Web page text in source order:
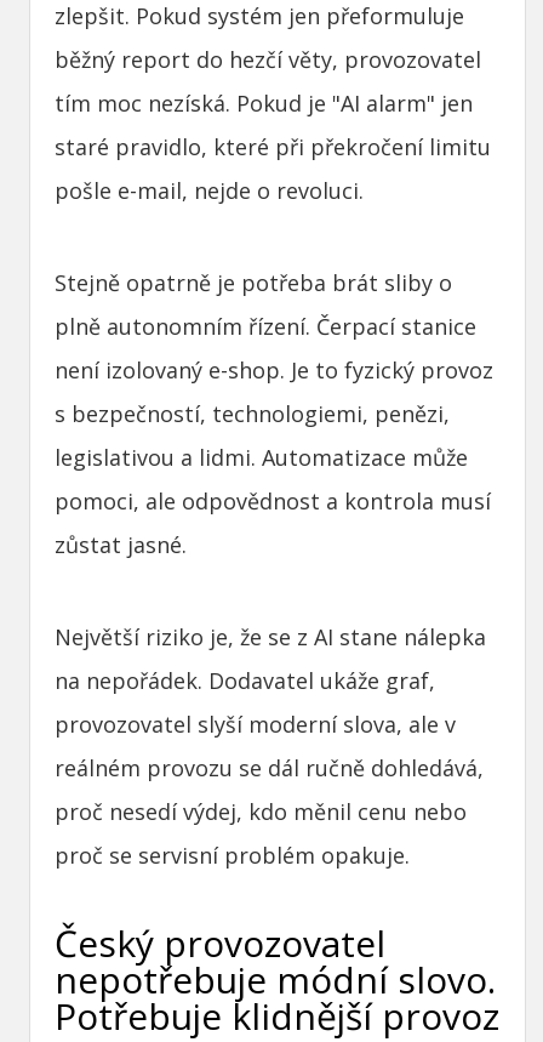
zlepšit. Pokud systém jen přeformuluje
běžný report do hezčí věty, provozovatel
tím moc nezíská. Pokud je "AI alarm" jen
staré pravidlo, které při překročení limitu
pošle e-mail, nejde o revoluci.
Stejně opatrně je potřeba brát sliby o
plně autonomním řízení. Čerpací stanice
není izolovaný e-shop. Je to fyzický provoz
s bezpečností, technologiemi, penězi,
legislativou a lidmi. Automatizace může
pomoci, ale odpovědnost a kontrola musí
zůstat jasné.
Největší riziko je, že se z AI stane nálepka
na nepořádek. Dodavatel ukáže graf,
provozovatel slyší moderní slova, ale v
reálném provozu se dál ručně dohledává,
proč nesedí výdej, kdo měnil cenu nebo
proč se servisní problém opakuje.
Český provozovatel
nepotřebuje módní slovo.
Potřebuje klidnější provoz